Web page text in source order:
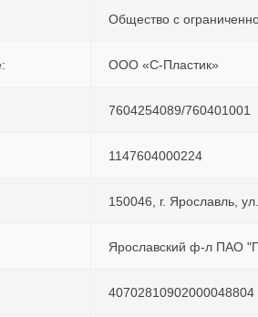
Общество с
ООО «С-Пластик»
7604254089/760401001
1147604000224
150046, г. Ярославль,
Ярославский ф-л ПАО
40702810902000048804